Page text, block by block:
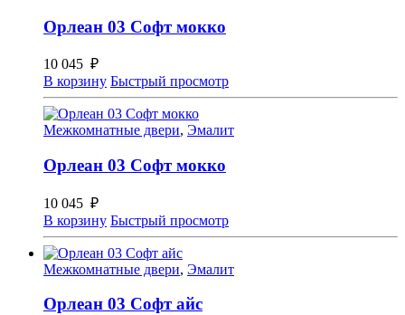
Орлеан 03 Софт мокко
10 045 ₽
В корзину Быстрый просмотр
Межкомнатные двери, Эмалит
Орлеан 03 Софт мокко
10 045 ₽
В корзину Быстрый просмотр
Межкомнатные двери, Эмалит
Орлеан 03 Софт айс